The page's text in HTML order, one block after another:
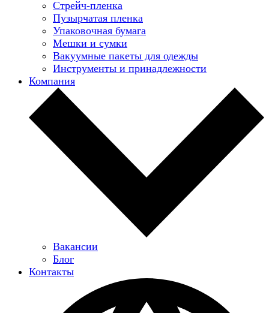
Стрейч-пленка
Пузырчатая пленка
Упаковочная бумага
Мешки и сумки
Вакуумные пакеты для одежды
Инструменты и принадлежности
Компания
Вакансии
Блог
Контакты